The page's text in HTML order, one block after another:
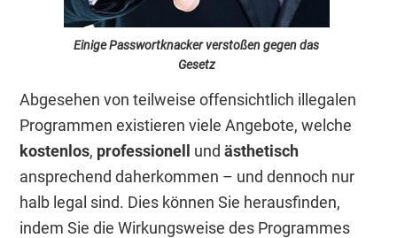
Einige Passwortknacker verstoßen gegen das
Gesetz
Abgesehen von teilweise offensichtlich illegalen
Programmen existieren viele Angebote, welche
kostenlos, professionell undästhetisch
ansprechend daherkommen – und dennoch nur
halb legal sind. Dies können Sie herausfinden,
indem Sie die Wirkungsweise des Programmes